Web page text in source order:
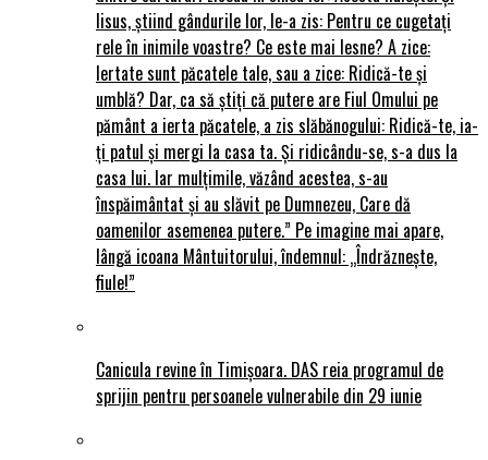
Iisus, știind gândurile lor, le-a zis: Pentru ce cugetați
rele în inimile voastre? Ce este mai lesne? A zice:
Iertate sunt păcatele tale, sau a zice: Ridică-te și
umblă? Dar, ca să știți că putere are Fiul Omului pe
pământ a ierta păcatele, a zis slăbănogului: Ridică-te, ia-
ți patul și mergi la casa ta. Și ridicându-se, s-a dus la
casa lui. Iar mulțimile, văzând acestea, s-au
înspăimântat și au slăvit pe Dumnezeu, Care dă
oamenilor asemenea putere.” Pe imagine mai apare,
lângă icoana Mântuitorului, îndemnul: „Îndrăznește,
fiule!”
Canicula revine în Timișoara. DAS reia programul de
sprijin pentru persoanele vulnerabile din 29 iunie